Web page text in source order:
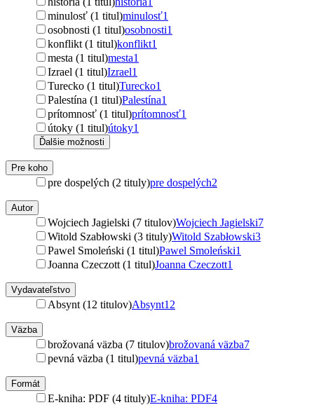
minulosť (1 titul)minulosť1
osobnosti (1 titul)osobnosti1
konflikt (1 titul)konflikt1
mesta (1 titul)mesta1
Izrael (1 titul)Izrael1
Turecko (1 titul)Turecko1
Palestína (1 titul)Palestína1
prítomnosť (1 titul)prítomnosť1
útoky (1 titul)útoky1
Ďalšie možnosti
Pre koho
pre dospelých (2 tituly)pre dospelých2
Autor
Wojciech Jagielski (7 titulov)Wojciech Jagielski7
Witold Szabłowski (3 tituly)Witold Szabłowski3
Pawel Smoleński (1 titul)Pawel Smoleński1
Joanna Czeczott (1 titul)Joanna Czeczott1
Vydavateľstvo
Absynt (12 titulov)Absynt12
Väzba
brožovaná väzba (7 titulov)brožovaná väzba7
pevná väzba (1 titul)pevná väzba1
Formát
E-kniha: PDF (4 tituly)E-kniha: PDF4